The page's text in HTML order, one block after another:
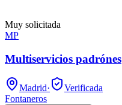
Muy solicitada
MP
Multiservicios padrónes
Madrid·
Verificada
Fontaneros